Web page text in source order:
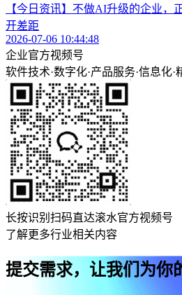
【今日资讯】不做AI升级的企业，
开差距
2026-07-06 10:44:48
企业官方视频号
软件技术·数字化·产品服务·信息化·
长按识别扫码直达滚水官方视频号
了解更多行业相关内容
提交需求，让我们为你